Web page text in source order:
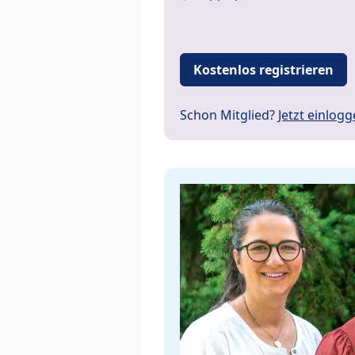
Kostenlos registrieren
Schon Mitglied? Jetzt